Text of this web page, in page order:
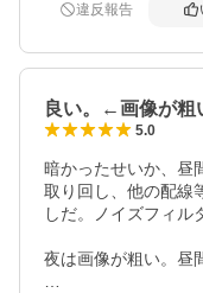
違反報告
良い。←画像が粗
5.0
暗かったせいか、昼
取り回し、他の配線
しだ。ノイズフィル
夜は画像が粗い。昼